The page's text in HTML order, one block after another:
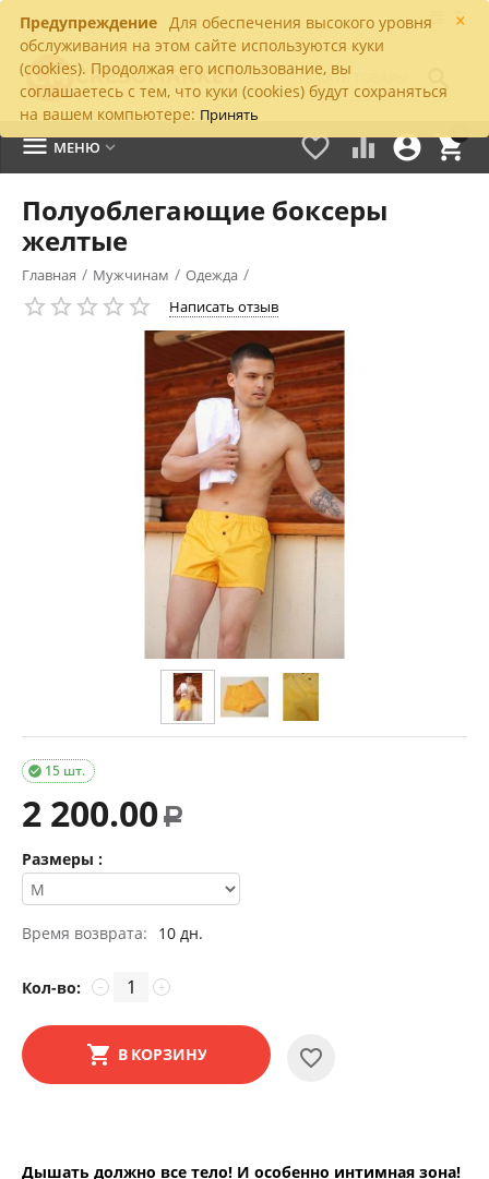
×
Предупреждение Для обеспечения высокого уровня
обслуживания на этом сайте используются куки
(cookies). Продолжая его использование, вы
соглашаетесь с тем, что куки (cookies) будут сохраняться
на вашем компьютере: Принять


 
 МЕНЮ 
Полуоблегающие боксеры
желтые
Главная / Мужчинам / Одежда /
Написать отзыв
15 шт.

2 200.00 Р
Размеры :
Время возврата: 10 дн.
Кол-во: +
−
В КОРЗИНУ
Дышать должно все тело! И особенно интимная зона!